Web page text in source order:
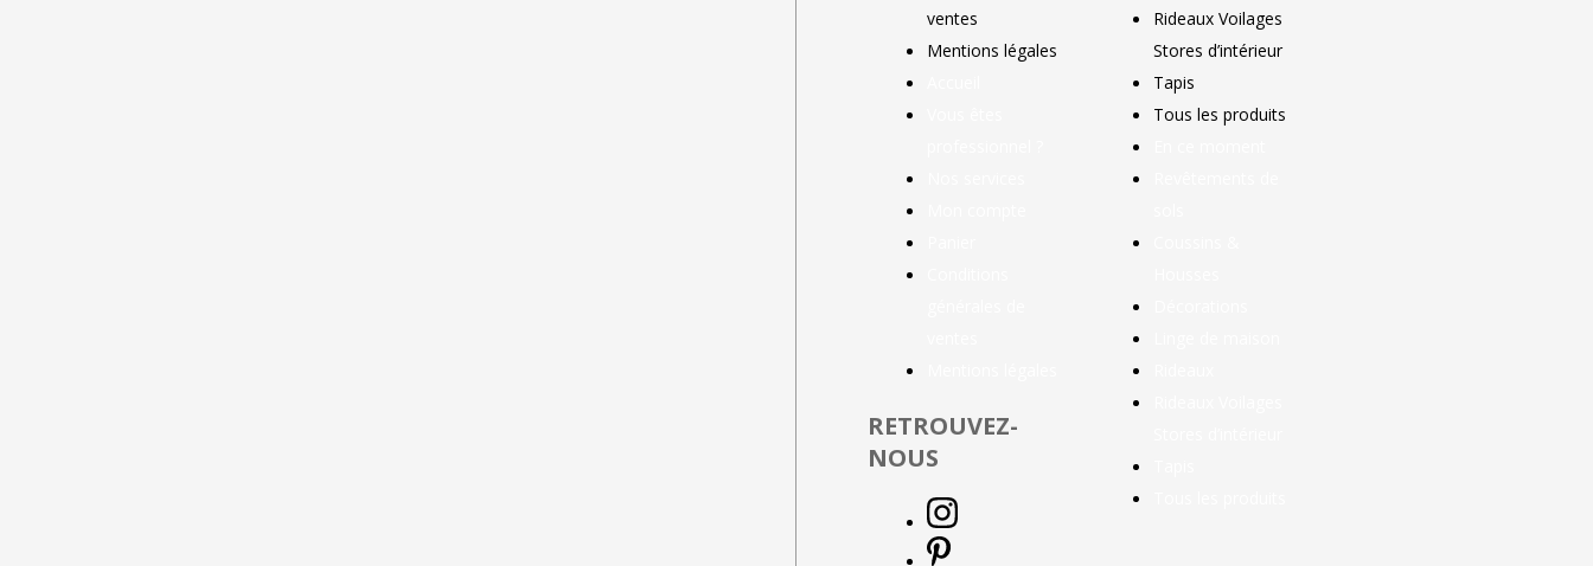
ventes
Mentions légales
RETROUVEZ-
NOUS
Rideaux Voilages
Stores d’intérieur
Tapis
Tous les produits